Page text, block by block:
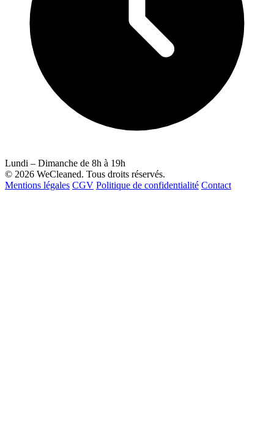
Lundi – Dimanche de 8h à 19h
© 2026 WeCleaned. Tous droits réservés.
Mentions légales CGV Politique de confidentialité Contact